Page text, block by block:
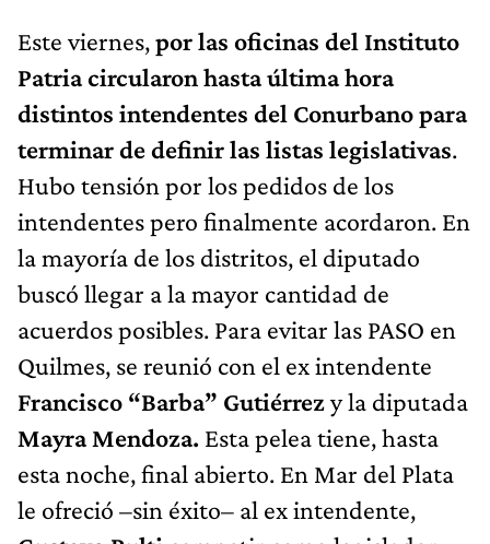
Este viernes,por las oficinas del Instituto
Patria circularon hasta última hora
distintos intendentes del Conurbano para
terminar de definir las listas legislativas.
Hubo tensión por los pedidos de los
intendentes pero finalmente acordaron. En
la mayoría de los distritos, el diputado
buscó llegar a la mayor cantidad de
acuerdos posibles. Para evitar las PASO en
Quilmes, se reunió con el ex intendente
Francisco “Barba” Gutiérrezy la diputada
Mayra Mendoza. Esta pelea tiene, hasta
esta noche, final abierto. En Mar del Plata
le ofreció –sin éxito– al ex intendente,